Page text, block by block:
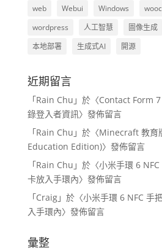
web
Webui Windows
wordpress
人工智慧 圖像生成
本地部署
生成式AI 開源
近期留言
「Rain Chu 」於〈Contact Form 7
錄登入者資訊〉發佈留言
「Rain Chu 」於〈Minecraft 教育
Education Edition)〉發佈留言
「Rain Chu 」於〈小米手環 6
卡放入手環內〉發佈留言
「Craig」於〈小米手環 6 NFC 手
入手環內〉發佈留言
彙整